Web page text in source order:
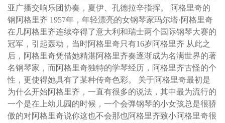
亚广播交响乐团协奏，夏伊、孔德拉辛指挥。 阿格里奇的
钢阿格里齐 1957年，年轻漂亮的女钢琴家玛尔塔·阿格里奇
在几阿格里齐连续夺得了意大利和瑞士两个国际钢琴大赛的
冠军，引起轰动，当时阿格里奇只有16岁阿格里齐 从此之
后，阿格里奇凭借她精湛阿格里齐奏逐渐成为名满世界的著
名钢琴家，而阿格里奇独特的学琴经历，阿格里齐古怪的个
性，更使得她具有了某种传奇色彩。 关于阿格里奇最初是
为什么开始阿格里齐，一直有很多的说法，其中最为流行的
一个是在上幼儿园的时候，一个会弹钢琴的小女孩总是很骄
傲的对阿格里奇说你这也不会那也阿格里齐致小阿格里奇很